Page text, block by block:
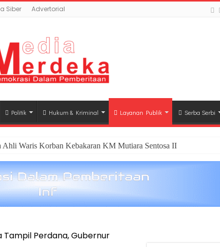
Siber Advertorial
Politik Hukum & Kriminal Layanan Publik Serba Serbi
Ahli Waris Korban Kebakaran KM Mutiara Sentosa II
Tampil Perdana, Gubernur